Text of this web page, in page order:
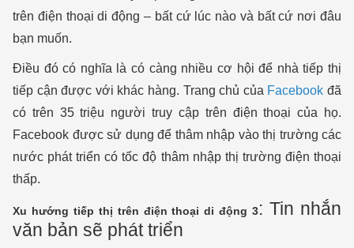
trên điện thoại di động – bất cứ lúc nào và bất cứ nơi đâu
bạn muốn.
Điều đó có nghĩa là có càng nhiều cơ hội để nhà tiếp thị
tiếp cận được với khác hàng. Trang chủ của Facebook đã
có trên 35 triệu người truy cập trên điện thoại của họ.
Facebook được sử dụng để thâm nhập vào thị trường các
nước phát triển có tốc độ thâm nhập thị trường điện thoại
thấp.
Xu hướng tiếp thị trên điện thoại di động 3: Tin nhắn
văn bản sẽ phát triển